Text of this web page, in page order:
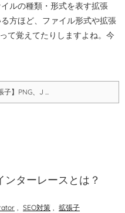
ルの種類・形式を表す拡張
方ほど、ファイル形式や拡張
て覚えてたりしますよね。 今
子】PNG、J ...
ンターレースとは？
, SEO対策 , 拡張子